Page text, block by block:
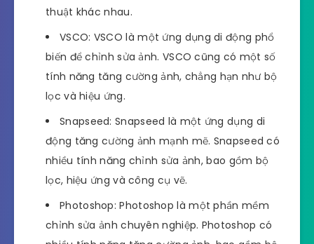
thuật khác nhau.
VSCO: VSCO là một ứng dụng di động phổ
biến để chỉnh sửa ảnh. VSCO cũng có một số
tính năng tăng cường ảnh, chẳng hạn như bộ
lọc và hiệu ứng.
Snapseed: Snapseed là một ứng dụng di
động tăng cường ảnh mạnh mẽ. Snapseed có
nhiều tính năng chỉnh sửa ảnh, bao gồm bộ
lọc, hiệu ứng và công cụ vẽ.
Photoshop: Photoshop là một phần mềm
chỉnh sửa ảnh chuyên nghiệp. Photoshop có